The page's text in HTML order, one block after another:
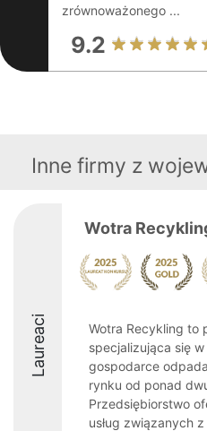
zrównoważonego ...
9.2
Inne firmy z
Laureaci
Wotra
Wotra Recykling to
specjalizująca się
gospodarce
rynku od ponad
Przedsiębiorstwo
usług związanych